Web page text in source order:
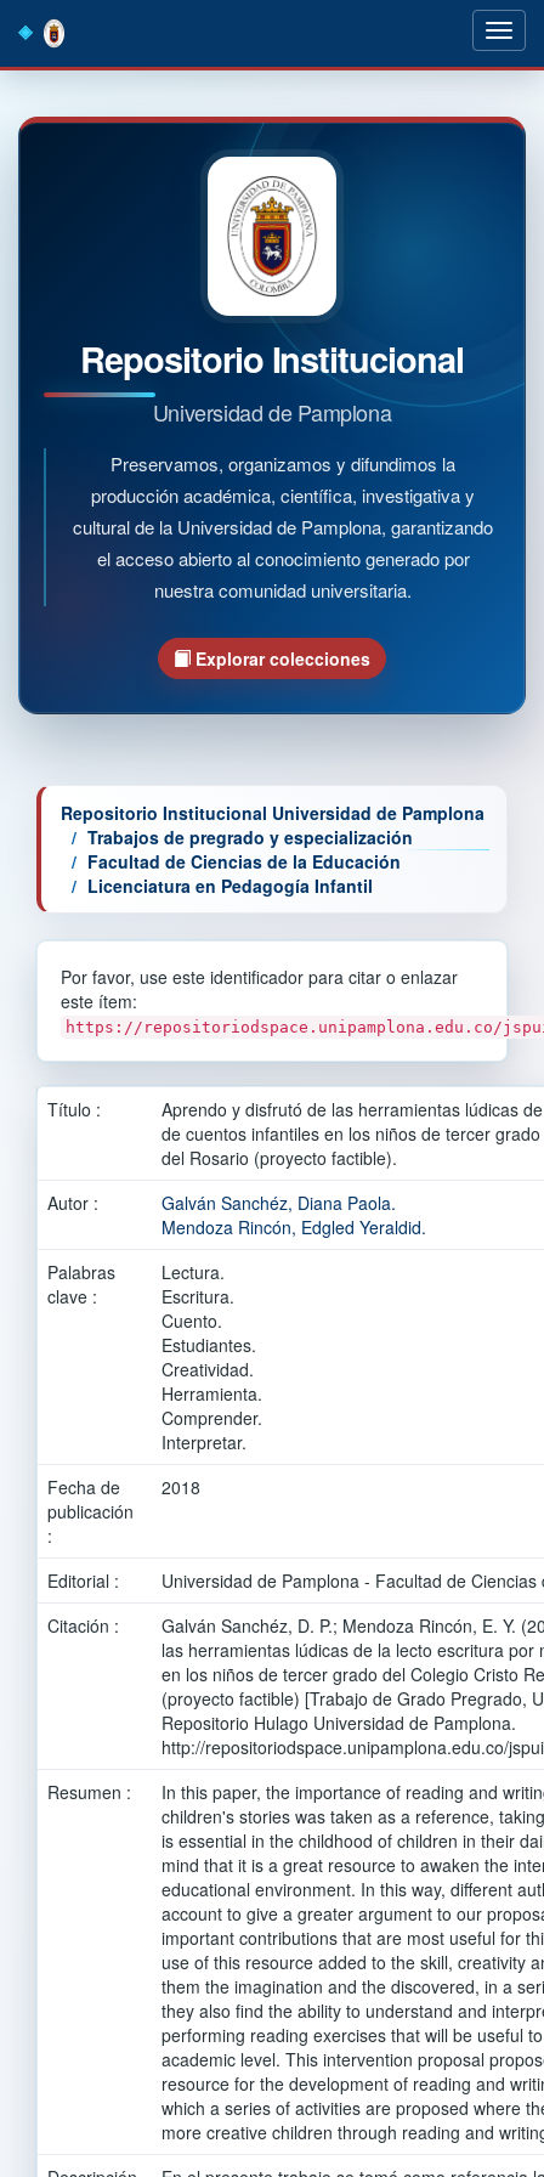
navigation
Repositorio Institucional
Universidad de Pamplona
Preservamos, organizamos y difundimos la
producción académica, científica, investigativa y
cultural de la Universidad de Pamplona, garantizando
el acceso abierto al conocimiento generado por
nuestra comunidad universitaria.
Explorar colecciones
Repositorio Institucional Universidad de Pamplona
Trabajos de pregrado y especialización
Facultad de Ciencias de la Educación
Licenciatura en Pedagogía Infantil
Por favor, use este identificador para citar o enlazar
este ítem:
https://repositoriodspace.unipamplona.edu.co/
Título :
Aprendo y disfrutó de las herramientas lúdicas
de cuentos infantiles en los niños de tercer
del Rosario (proyecto factible).
Autor :
Galván Sanchéz, Diana Paola.
Mendoza Rincón, Edgled Yeraldid.
Palabras
clave :
Lectura.
Escritura.
Cuento.
Estudiantes.
Creatividad.
Herramienta.
Comprender.
Interpretar.
Fecha de
publicación
:
2018
Editorial :
Universidad de Pamplona - Facultad de Ciencias
Citación :
Galván Sanchéz, D. P.; Mendoza Rincón, E. Y.
las herramientas lúdicas de la lecto escritura por
en los niños de tercer grado del Colegio Cristo
(proyecto factible) [Trabajo de Grado Pregrado,
Repositorio Hulago Universidad de Pamplona.
http://repositoriodspace.unipamplona.edu.co/
Resumen :
In this paper, the importance of reading and
children's stories was taken as a reference,
is essential in the childhood of children in their
mind that it is a great resource to awaken the
educational environment. In this way, different
account to give a greater argument to our
important contributions that are most useful for
use of this resource added to the skill, creativity
them the imagination and the discovered, in a
they also find the ability to understand and
performing reading exercises that will be useful
academic level. This intervention proposal
resource for the development of reading and
which a series of activities are proposed where
more creative children through reading and